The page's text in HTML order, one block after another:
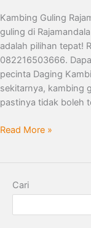
Kambing Guling
guling di
adalah pilihan tepat!
082216503666.
pecinta Daging
sekitarnya, kambing
pastinya tidak boleh
Read More »
Cari